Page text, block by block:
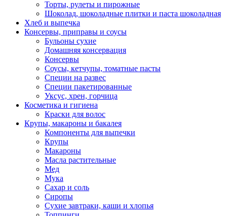
Торты, рулеты и пирожные
Шоколад, шоколадные плитки и паста шоколадная
Хлеб и выпечка
Консервы, приправы и соусы
Бульоны сухие
Домашняя консервация
Консервы
Соусы, кетчупы, томатные пасты
Специи на развес
Специи пакетированные
Уксус, хрен, горчица
Косметика и гигиена
Краски для волос
Крупы, макароны и бакалея
Компоненты для выпечки
Крупы
Макароны
Масла растительные
Мед
Мука
Сахар и соль
Сиропы
Сухие завтраки, каши и хлопья